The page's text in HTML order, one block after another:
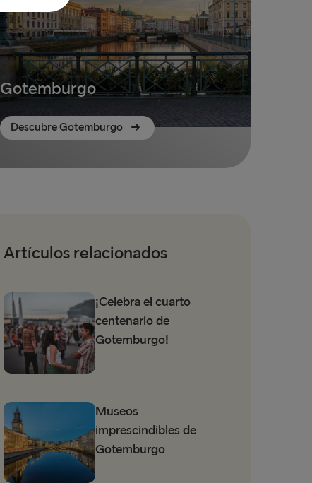
Gotemburgo
Descubre Gotemburgo
Artículos relacionados
¡Celebra el cuarto
centenario de
Gotemburgo!
Museos
imprescindibles de
Gotemburgo